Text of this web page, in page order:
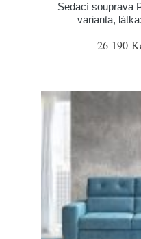
Sedací souprava
varianta,
26 190